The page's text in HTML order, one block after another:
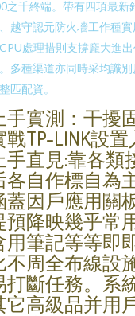
之千終端。帶有四項最新
越守認元防火墻工作種
處理措則支撐龐大進
多種渠道亦同時采均識
匹配資。
手實測：干擾
戰TP-LINK設
手直見:靠各類
各自作標自為
蓋因戶應用關
預降映幾乎常
用筆記等等即
不周全布線設
打斷任務。系
它高級品并用